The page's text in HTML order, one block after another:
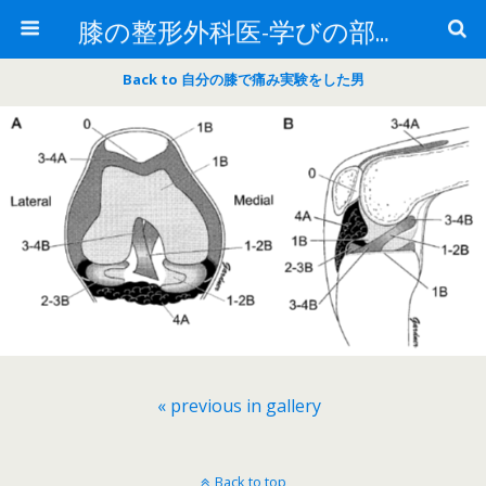
膝の整形外科医-学びの部屋-
Back to 自分の膝で痛み実験をした男
« previous in gallery